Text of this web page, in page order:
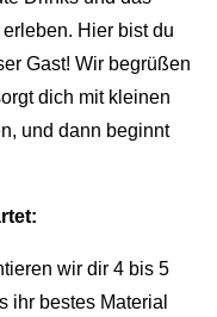
Hier bist du
Gast! Wir begrüßen
dich mit kleinen
und dann beginnt
wir dir 4 bis 5
ihr bestes Material